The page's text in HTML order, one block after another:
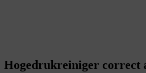
Hogedrukreiniger correct